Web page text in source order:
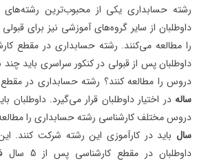
رشته حسابداری یکی از محبوب‌ترین
داوطلبان از سایر گروه‌های آموزشی نیز برای
را مطالعه می‌کنند. رشته حسابداری در مقطع
داوطلبان پس از قبولی در کنکور سراسری باید
دروس را مطالعه کنند؟ رشته حسابداری در
سالهدر اختیار داوطلبان قرار می‌گیرد. داوطلبان
دروس مختلف کارشناسی رشته حسابداری را
سال باید در کارآموزی این رشته شرکت کنند.
داوطلبان